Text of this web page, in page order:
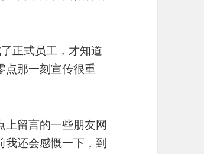
正式员工，才知道
点那一刻宣传很重
上留言的一些朋友网
还会感慨一下，到